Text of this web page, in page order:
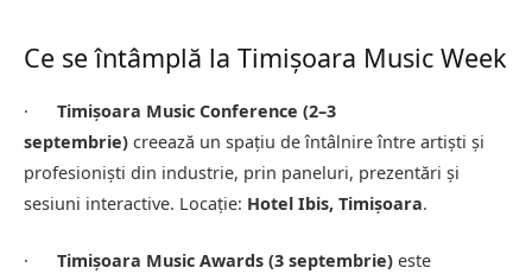
Ce se întâmplă la Timișoara Music Week
· Timișoara Music Conference (2–3
septembrie) creează un spațiu de întâlnire între artiști și
profesioniști din industrie, prin paneluri, prezentări și
sesiuni interactive. Locație: Hotel Ibis, Timișoara.
· Timișoara Music Awards (3 septembrie) este